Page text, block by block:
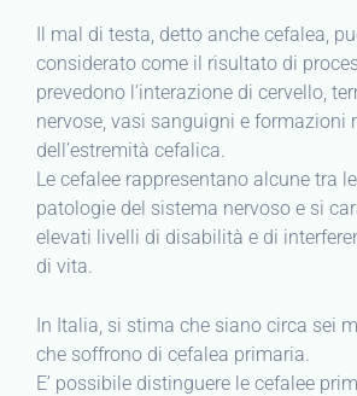
Il mal di testa, detto anche cefalea,
considerato come il risultato di
prevedono l’interazione di cervello,
nervose, vasi sanguigni e formazioni
dell’estremità cefalica.
Le cefalee rappresentano alcune tra
patologie del sistema nervoso e si
elevati livelli di disabilità e di
di vita.
In Italia, si stima che siano circa sei
che soffrono di cefalea primaria.
E’ possibile distinguere le cefalee